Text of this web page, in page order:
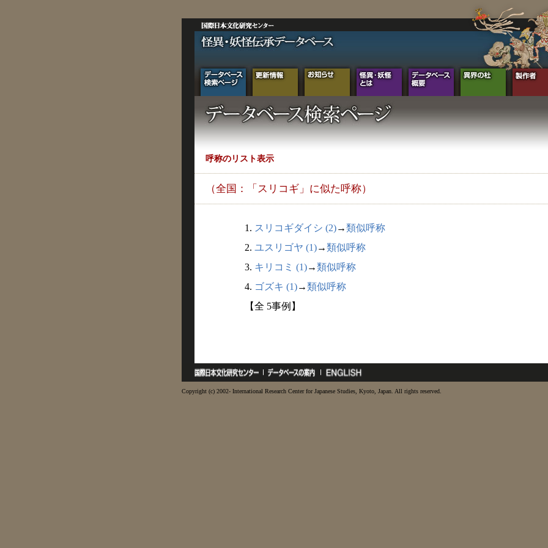
呼称のリスト表示
（全国：「スリコギ」に似た呼称）
1. スリコギダイシ (2)→類似呼称
2. ユスリゴヤ (1)→類似呼称
3. キリコミ (1)→類似呼称
4. ゴズキ (1)→類似呼称
【全 5事例】
Copyright (c) 2002- International Research Center for Japanese Studies, Kyoto, Japan. All rights reserved.